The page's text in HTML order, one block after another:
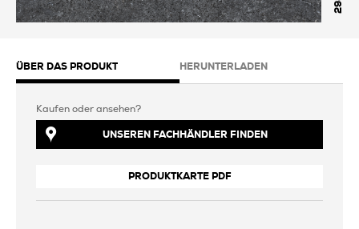
298
ÜBER DAS PRODUKT HERUNTERLADEN
Kaufen oder ansehen?
UNSEREN FACHHÄNDLER FINDEN
PRODUKTKARTE PDF